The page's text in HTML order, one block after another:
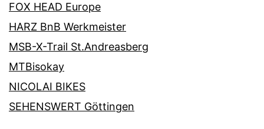
FOX HEAD Europe
HARZ BnB Werkmeister
MSB-X-Trail St.Andreasberg
MTBisokay
NICOLAI BIKES
SEHENSWERT Göttingen